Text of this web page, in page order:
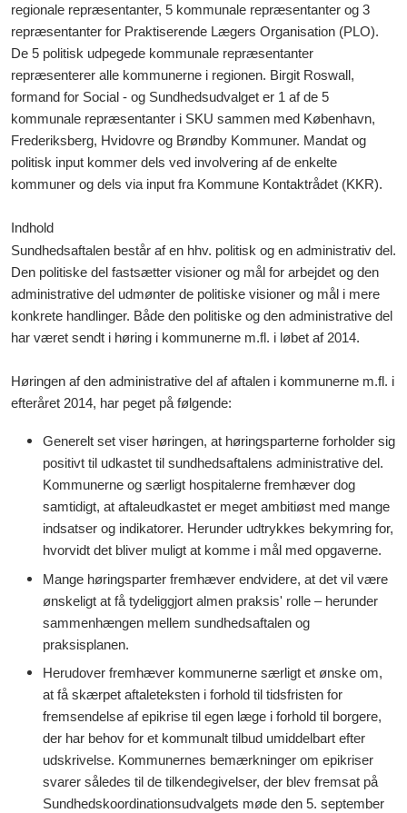
regionale repræsentanter, 5 kommunale repræsentanter og 3
repræsentanter for Praktiserende Lægers Organisation (PLO).
De 5 politisk udpegede kommunale repræsentanter
repræsenterer alle kommunerne i regionen. Birgit Roswall,
formand for Social - og Sundhedsudvalget er 1 af de 5
kommunale repræsentanter i SKU sammen med København,
Frederiksberg, Hvidovre og Brøndby Kommuner. Mandat og
politisk input kommer dels ved involvering af de enkelte
kommuner og dels via input fra Kommune Kontaktrådet (KKR).
Indhold
Sundhedsaftalen består af en hhv. politisk og en administrativ del.
Den politiske del fastsætter visioner og mål for arbejdet og den
administrative del udmønter de politiske visioner og mål i mere
konkrete handlinger. Både den politiske og den administrative del
har været sendt i høring i kommunerne m.fl. i løbet af 2014.
Høringen af den administrative del af aftalen i kommunerne m.fl. i
efteråret 2014, har peget på følgende:
Generelt set viser høringen, at høringsparterne forholder sig
positivt til udkastet til sundhedsaftalens administrative del.
Kommunerne og særligt hospitalerne fremhæver dog
samtidigt, at aftaleudkastet er meget ambitiøst med mange
indsatser og indikatorer. Herunder udtrykkes bekymring for,
hvorvidt det bliver muligt at komme i mål med opgaverne.
Mange høringsparter fremhæver endvidere, at det vil være
ønskeligt at få tydeliggjort almen praksis' rolle – herunder
sammenhængen mellem sundhedsaftalen og
praksisplanen.
Herudover fremhæver kommunerne særligt et ønske om,
at få skærpet aftaleteksten i forhold til tidsfristen for
fremsendelse af epikrise til egen læge i forhold til borgere,
der har behov for et kommunalt tilbud umiddelbart efter
udskrivelse. Kommunernes bemærkninger om epikriser
svarer således til de tilkendegivelser, der blev fremsat på
Sundhedskoordinationsudvalgets møde den 5. september